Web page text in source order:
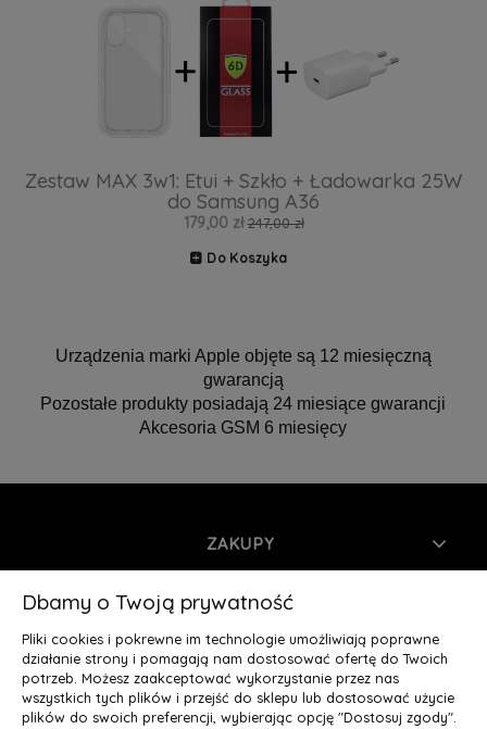
Zestaw MAX 3w1: Etui + Szkło + Ładowarka 25W
do Samsung A36
179,00 zł 247,00 zł
Do Koszyka
Urządzenia marki Apple objęte są 12 miesięczną
gwarancją
Pozostałe produkty posiadają 24 miesiące gwarancji
Akcesoria GSM 6 miesięcy
ZAKUPY
INFORMACJE
MOJE KONTO
O NAS
Dbamy o Twoją prywatność
Pliki cookies i pokrewne im technologie umożliwiają poprawne
działanie strony i pomagają nam dostosować ofertę do Twoich
potrzeb. Możesz zaakceptować wykorzystanie przez nas
wszystkich tych plików i przejść do sklepu lub dostosować użycie
plików do swoich preferencji, wybierając opcję "Dostosuj zgody".